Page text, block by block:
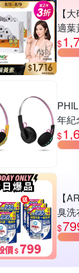
【
適葉
件3
$
年紀
6.0
$
【
臭洗
充包
室內
$